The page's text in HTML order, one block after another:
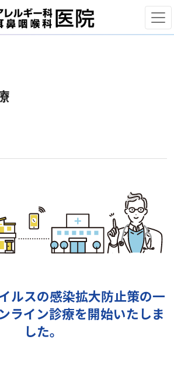
ルスの感染拡大防止策の一
ライン診療を開始いたしま
した。